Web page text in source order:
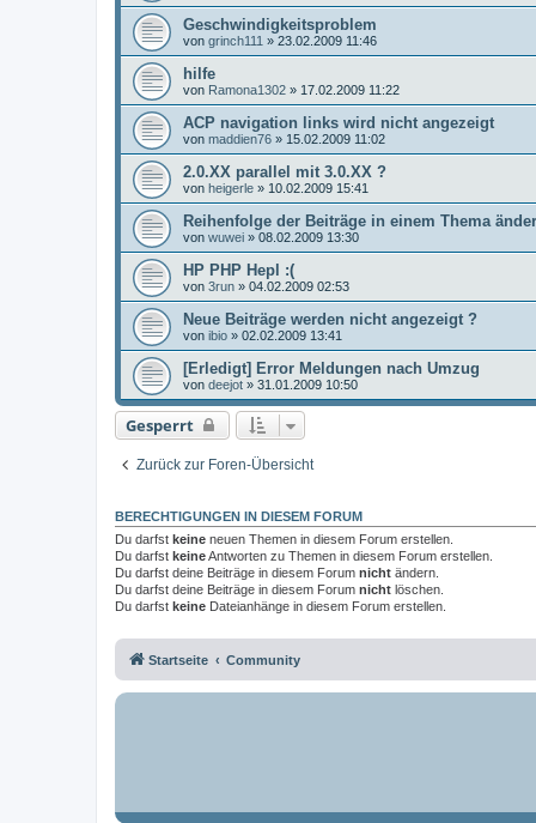
Geschwindigkeitsproblem
von grinch111 » 23.02.2009 11:46
hilfe
von Ramona1302 » 17.02.2009 11:22
ACP navigation links wird nicht angezeigt
von maddien76 » 15.02.2009 11:02
2.0.XX parallel mit 3.0.XX ?
von heigerle » 10.02.2009 15:41
Reihenfolge der Beiträge in einem Thema
von wuwei » 08.02.2009 13:30
HP PHP Hepl :(
von 3run » 04.02.2009 02:53
Neue Beiträge werden nicht angezeigt ?
von ibio » 02.02.2009 13:41
[Erledigt] Error Meldungen nach Umzug
von deejot » 31.01.2009 10:50
Gesperrt
Zurück zur Foren-Übersicht
BERECHTIGUNGEN IN DIESEM FORUM
Du darfst keine neuen Themen in diesem Forum erstellen.
Du darfst keineAntworten zu Themen in diesem Forum erstellen.
Du darfst deine Beiträge in diesem Forum nicht ändern.
Du darfst deine Beiträge in diesem Forum nicht löschen.
Du darfst keine Dateianhänge in diesem Forum erstellen.
Startseite Community